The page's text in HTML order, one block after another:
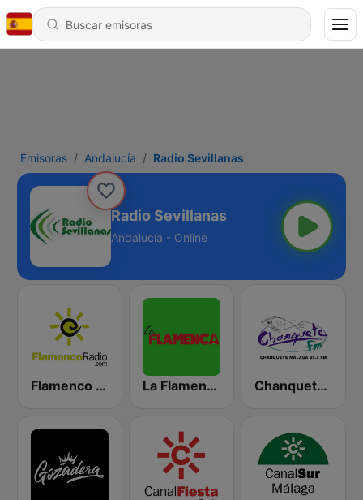
Emisoras Andalucía Radio Sevillanas
Radio Sevillanas
Andalucía - Online
Flamenco Radio La Flamenca Chanquete FM Málaga